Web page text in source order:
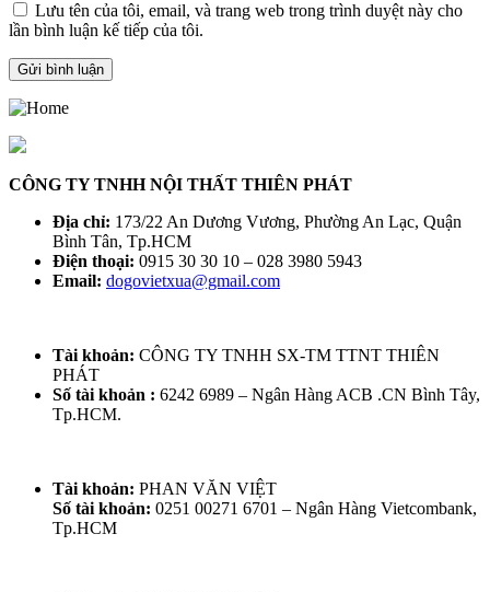
Lưu tên của tôi, email, và trang web trong trình duyệt này cho
lần bình luận kế tiếp của tôi.
CÔNG TY TNHH NỘI THẤT THIÊN PHÁT
Địa chỉ: 173/22 An Dương Vương, Phường An Lạc, Quận
Bình Tân, Tp.HCM
Điện thoại: 0915 30 30 10 – 028 3980 5943
Email: dogovietxua@gmail.com
Tài khoản: CÔNG TY TNHH SX-TM TTNT THIÊN
PHÁT
Số tài khoản : 6242 6989 – Ngân Hàng ACB .CN Bình Tây,
Tp.HCM.
Tài khoản: PHAN VĂN VIỆT
Số tài khoản: 0251 00271 6701 – Ngân Hàng Vietcombank,
Tp.HCM